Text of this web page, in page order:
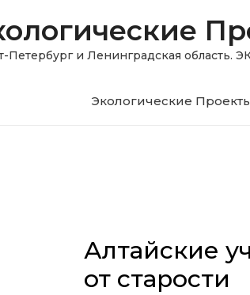
Петербург и Ленинградская
Экологические
Алтайские
от старости